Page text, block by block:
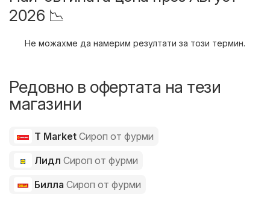
2026 📉
Не можахме да намерим резултати за този термин.
Редовно в офертата на тези
магазини
T Market Сироп от фурми
Лидл Сироп от фурми
Билла Сироп от фурми